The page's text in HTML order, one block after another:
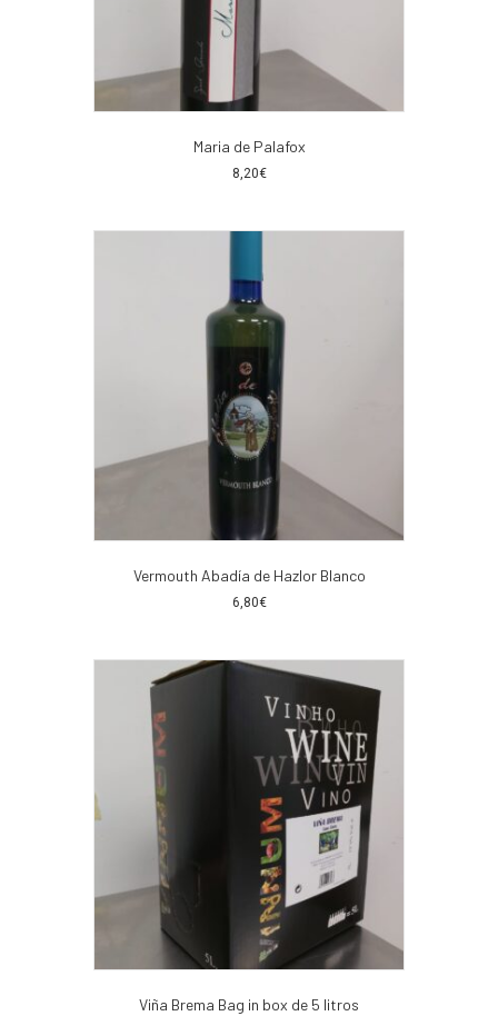
Maria de Palafox
8,20€
Vermouth Abadía de Hazlor Blanco
6,80€
Viña Brema Bag in box de 5 litros